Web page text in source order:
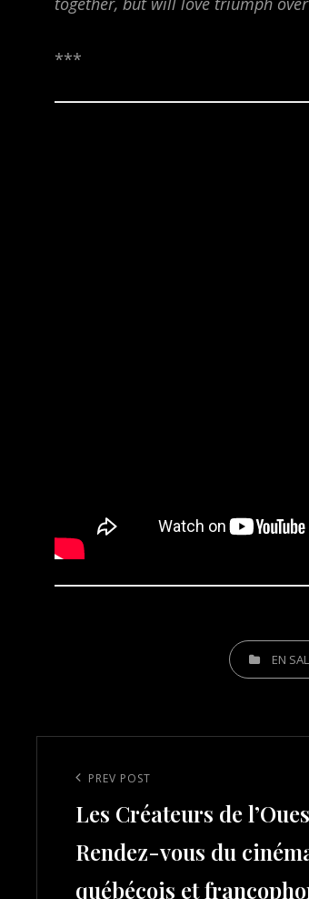
***
CATEGORIES
EN
navigation
Previous
Post
PREV POST
Les Créateurs de
Rendez-vous du
québécois et